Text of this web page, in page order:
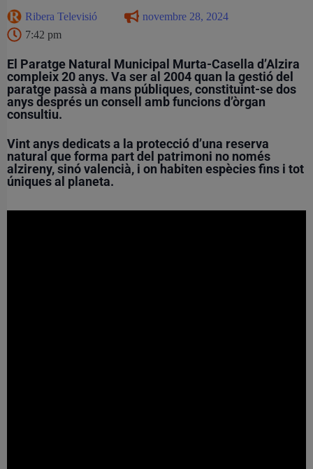
Ribera Televisió
novembre 28, 2024
7:42 pm
El Paratge Natural Municipal Murta-Casella d’Alzira
compleix 20 anys. Va ser al 2004 quan la gestió del
paratge passà a mans públiques, constituint-se dos
anys després un consell amb funcions d’òrgan
consultiu.
Vint anys dedicats a la protecció d’una reserva
natural que forma part del patrimoni no només
alzireny, sinó valencià, i on habiten espècies fins i tot
úniques al planeta.